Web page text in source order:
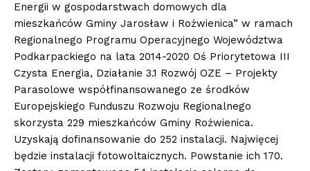
Energii w gospodarstwach domowych dla
mieszkańców Gminy Jarosław i Roźwienica” w ramach
Regionalnego Programu Operacyjnego Województwa
Podkarpackiego na lata 2014-2020 Oś Priorytetowa III
Czysta Energia, Działanie 3.1 Rozwój OZE – Projekty
Parasolowe współfinansowanego ze środków
Europejskiego Funduszu Rozwoju Regionalnego
skorzysta 229 mieszkańców Gminy Roźwienica.
Uzyskają dofinansowanie do 252 instalacji. Najwięcej
będzie instalacji fotowoltaicznych. Powstanie ich 170.